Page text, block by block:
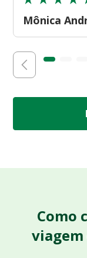
Mônica
Como
viagem